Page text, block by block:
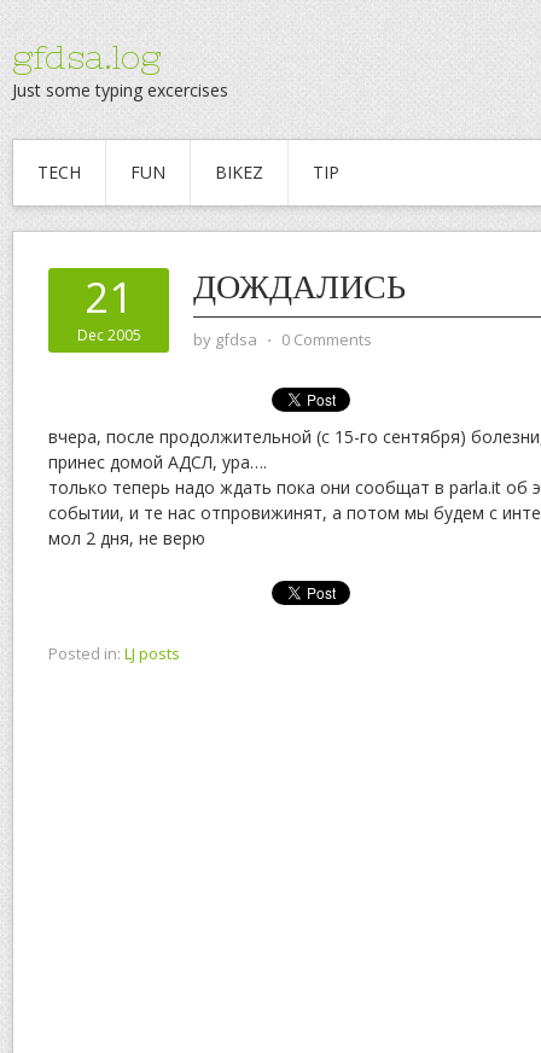
gfdsa.log
Just some typing excercises
TECH FUN BIKEZ TIP
21
Dec 2005
ДОЖДАЛИСЬ
by gfdsa ⋅ 0 Comments
вчера, после продолжительной (с 15-го сентября)
принес домой АДСЛ, ура….
только теперь надо ждать пока они сообщат в parla.it об
событии, и те нас отпровижинят, а потом мы будем с
мол 2 дня, не верю
Posted in: LJ posts